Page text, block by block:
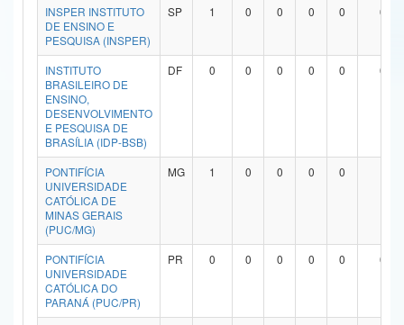
Gabinete de Segurança Institucional
Advocacia-Geral da União
Banco Central do Brasil
INSPER INSTITUTO
DE ENSINO E
PESQUISA (INSPER)
SP 1 0 0 0 0 0
INSTITUTO
BRASILEIRO DE
ENSINO,
DESENVOLVIMENTO
E PESQUISA DE
BRASÍLIA (IDP-BSB)
DF 0 0 0 0 0 0
PONTIFÍCIA
UNIVERSIDADE
CATÓLICA DE
MINAS GERAIS
(PUC/MG)
MG 1 0 0 0 0
PONTIFÍCIA
UNIVERSIDADE
CATÓLICA DO
PARANÁ (PUC/PR)
PR 0 0 0 0 0 0